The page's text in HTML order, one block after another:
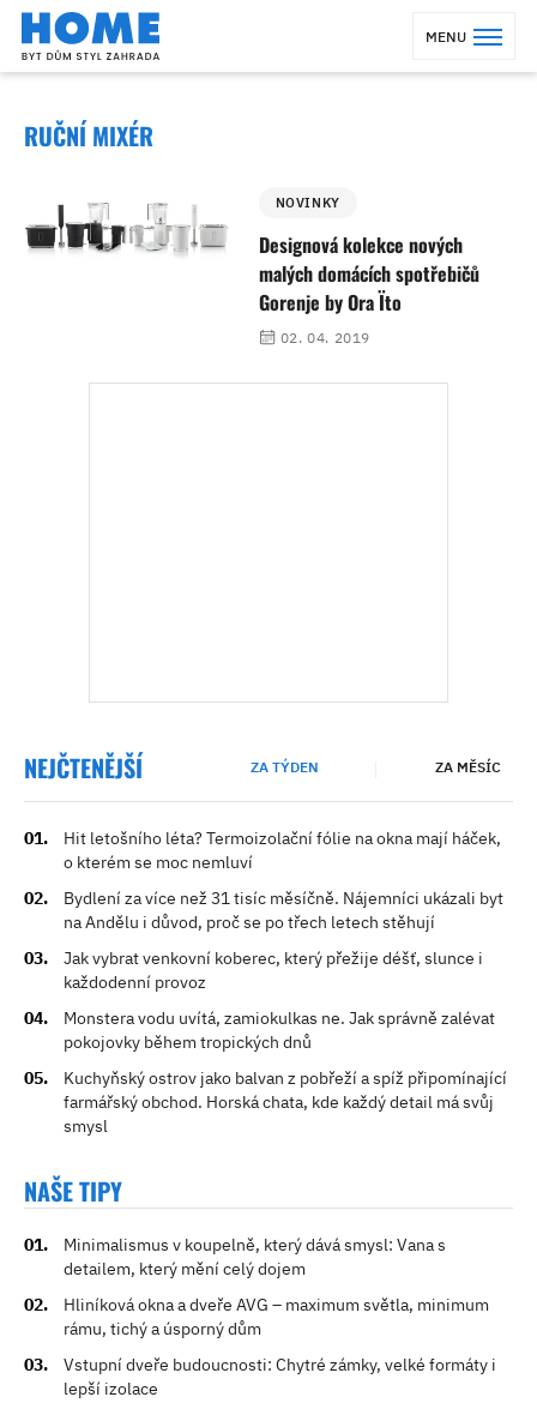
MENU
RUČNÍ MIXÉR
NOVINKY
Designová kolekce nových
malých domácích spotřebičů
Gorenje by Ora Ïto
02. 04. 2019
NEJČTENĚJŠÍ ZA TÝDEN ZA MĚSÍC
Hit letošního léta? Termoizolační fólie na okna mají háček,
o kterém se moc nemluví
Bydlení za více než 31 tisíc měsíčně. Nájemníci ukázali byt
na Andělu i důvod, proč se po třech letech stěhují
Jak vybrat venkovní koberec, který přežije déšť, slunce i
každodenní provoz
Monstera vodu uvítá, zamiokulkas ne. Jak správně zalévat
pokojovky během tropických dnů
Kuchyňský ostrov jako balvan z pobřeží a spíž připomínající
farmářský obchod. Horská chata, kde každý detail má svůj
smysl
NAŠE TIPY
Minimalismus v koupelně, který dává smysl: Vana s
detailem, který mění celý dojem
Hliníková okna a dveře AVG – maximum světla, minimum
rámu, tichý a úsporný dům
Vstupní dveře budoucnosti: Chytré zámky, velké formáty i
lepší izolace